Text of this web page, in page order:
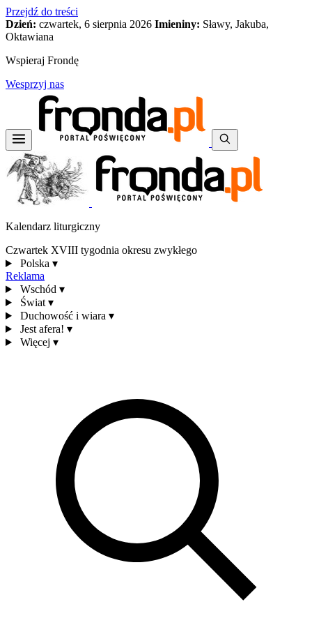
Przejdź do treści
Dzień: czwartek, 6 sierpnia 2026 Imieniny: Sławy, Jakuba,
Oktawiana
Wspieraj Frondę
Wesprzyj nas
Kalendarz liturgiczny
Czwartek XVIII tygodnia okresu zwykłego
Polska ▾
Reklama
Wschód ▾
Świat ▾
Duchowość i wiara ▾
Jest afera! ▾
Więcej ▾